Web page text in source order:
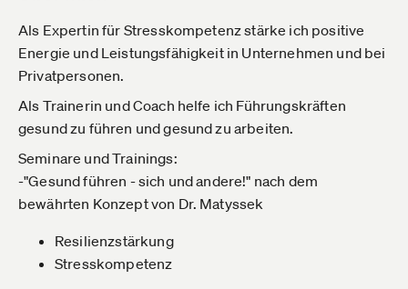
Als Expertin für Stresskompetenz stärke ich positive
Energie und Leistungsfähigkeit in Unternehmen und bei
Privatpersonen.
Als Trainerin und Coach helfe ich Führungskräften
gesund zu führen und gesund zu arbeiten.
Seminare und Trainings:
-"Gesund führen - sich und andere!" nach dem
bewährten Konzept von Dr. Matyssek
Resilienzstärkung
Stresskompetenz